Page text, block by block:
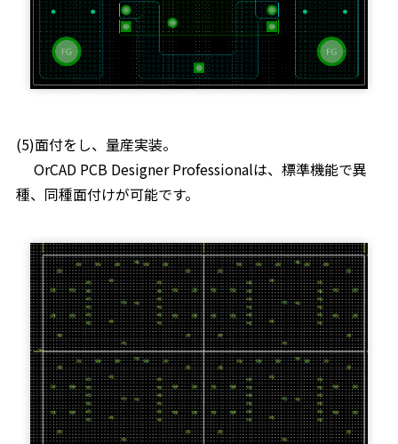
(5)面付をし、量産実装。
OrCAD PCB Designer Professionalは、標準機能で異
種、同種面付けが可能です。